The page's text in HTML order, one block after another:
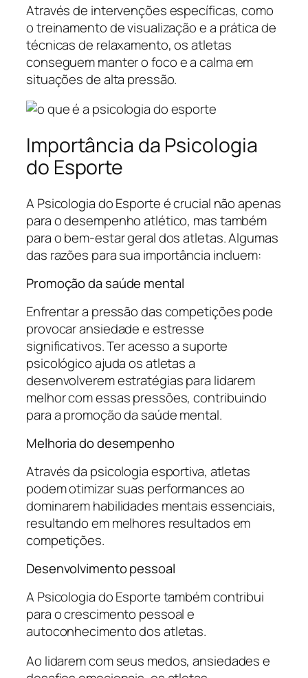
Através de intervenções específicas, como
o treinamento de visualização e a prática de
técnicas de relaxamento, os atletas
conseguem manter o foco e a calma em
situações de alta pressão.
Importância da Psicologia
do Esporte
A Psicologia do Esporte é crucial não apenas
para o desempenho atlético, mas também
para o bem-estar geral dos atletas. Algumas
das razões para sua importância incluem:
Promoção da saúde mental
Enfrentar a pressão das competições pode
provocar ansiedade e estresse
significativos. Ter acesso a suporte
psicológico ajuda os atletas a
desenvolverem estratégias para lidarem
melhor com essas pressões, contribuindo
para a promoção da saúde mental.
Melhoria do desempenho
Através da psicologia esportiva, atletas
podem otimizar suas performances ao
dominarem habilidades mentais essenciais,
resultando em melhores resultados em
competições.
Desenvolvimento pessoal
A Psicologia do Esporte também contribui
para o crescimento pessoal e
autoconhecimento dos atletas.
Ao lidarem com seus medos, ansiedades e